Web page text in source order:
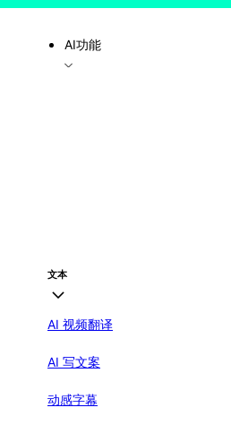
AI功能
文本
AI 视频翻译
AI 写文案
动感字幕